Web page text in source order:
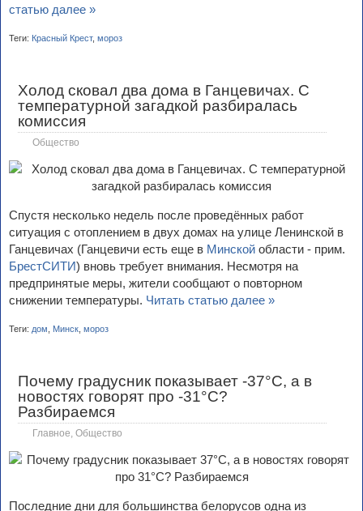
статью далее »
Теги: Красный Крест, мороз
Холод сковал два дома в Ганцевичах. С
температурной загадкой разбиралась
комиссия
Общество
Спустя несколько недель после проведённых работ
ситуация с отоплением в двух домах на улице Ленинской в
Ганцевичах (Ганцевичи есть еще в Минской области - прим.
БрестСИТИ) вновь требует внимания. Несмотря на
предпринятые меры, жители сообщают о повторном
снижении температуры. Читать статью далее »
Теги: дом Минск мороз
Почему градусник показывает -37°C, а в
новостях говорят про -31°C?
Разбираемся
Главное Общество
Последние дни для большинства белорусов одна из